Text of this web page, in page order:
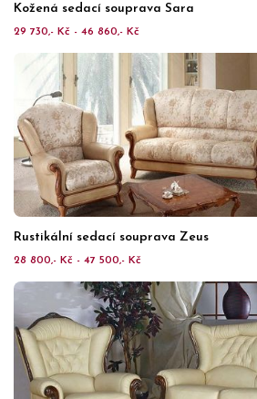
Kožená sedací souprava Sara
29 730,- Kč - 46 860,- Kč
Rustikální sedací souprava Zeus
28 800,- Kč - 47 500,- Kč